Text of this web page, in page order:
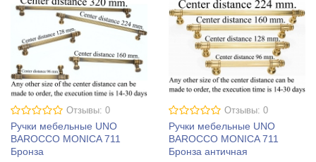
Отзывы: 0
Ручки мебельные UNO
BAROCCO MONICA 711
Бронза
Отзывы: 0
Ручки мебельные UNO
BAROCCO MONICA 711
Бронза античная